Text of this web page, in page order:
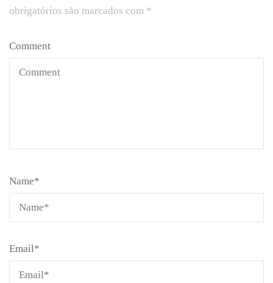
obrigatórios são marcados com *
Comment
Name*
Email*